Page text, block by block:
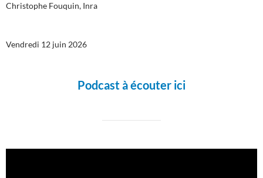
Christophe Fouquin, Inra
Vendredi 12 juin 2026
Podcast à écouter ici